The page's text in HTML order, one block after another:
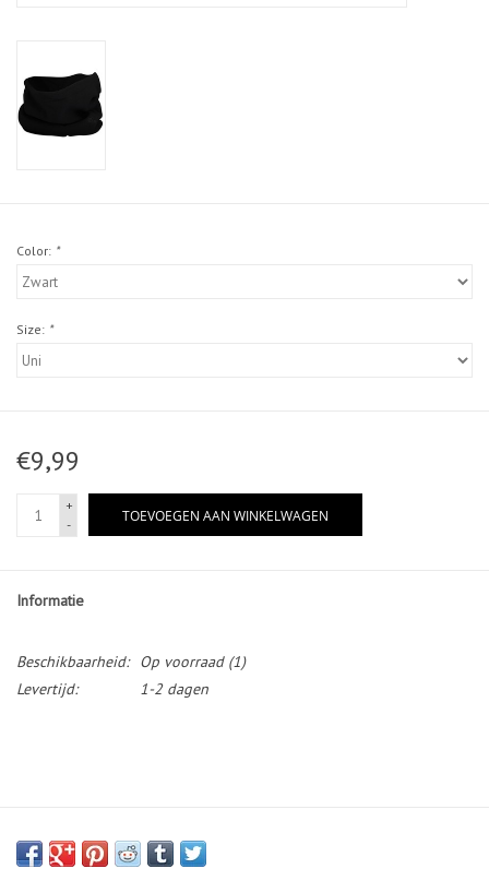
Color: *
Size: *
€9,99
+
-
TOEVOEGEN AAN WINKELWAGEN
Informatie
Beschikbaarheid: Op voorraad(1)
Levertijd:
1-2 dagen